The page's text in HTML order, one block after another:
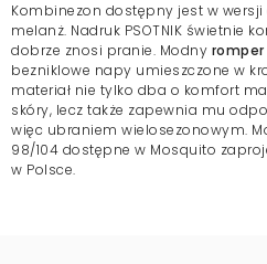
Kombinezon dostępny jest w
melanż. Nadruk PSOTNIK świetnie
dobrze znosi pranie. Modny
bezniklowe napy umieszczone w
materiał nie tylko dba o komfort
skóry, lecz także zapewnia mu
więc ubraniem wielosezonowym.
98/104 dostępne w Mosquito
w Polsce.